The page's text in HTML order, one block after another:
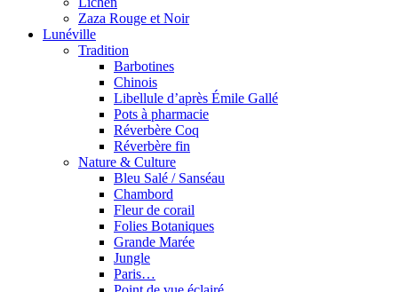
Zaza Rouge et Noir
Lunéville
Tradition
Barbotines
Chinois
Libellule d’après Émile Gallé
Pots à pharmacie
Réverbère Coq
Réverbère fin
Nature & Culture
Bleu Salé / Sanséau
Chambord
Fleur de corail
Folies Botaniques
Grande Marée
Jungle
Paris…